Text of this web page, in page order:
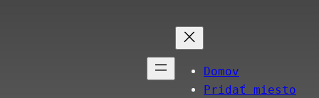
Domov
Pridať miesto